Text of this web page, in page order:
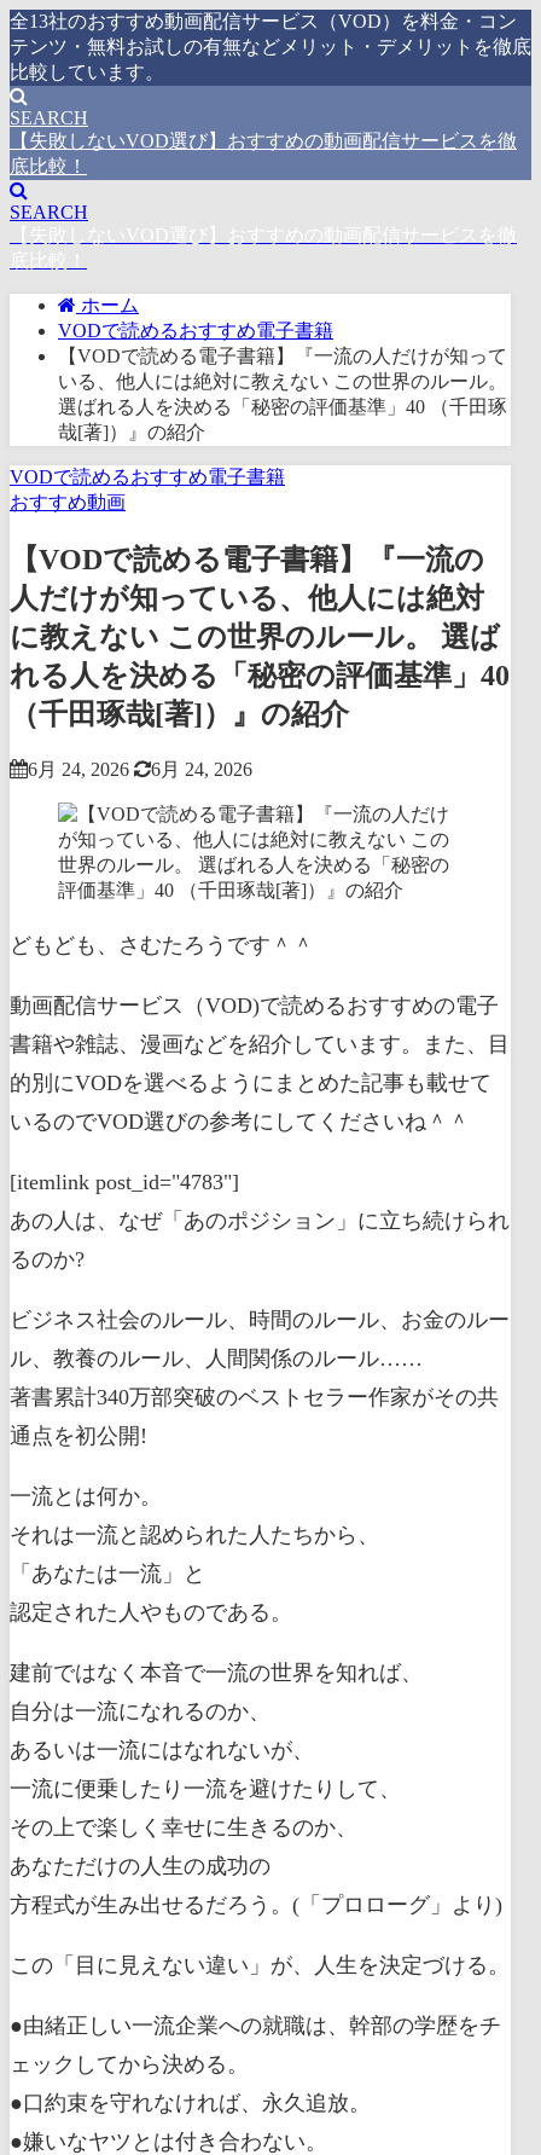
全13社のおすすめ動画配信サービス（VOD）を料金・コン
テンツ・無料お試しの有無などメリット・デメリットを徹底
比較しています。
SEARCH
【失敗しないVOD選び】おすすめの動画配信サービスを徹
底比較！
SEARCH
【失敗しないVOD選び】おすすめの動画配信サービスを徹
底比較！
ホーム
VODで読めるおすすめ電子書籍
【VODで読める電子書籍】『一流の人だけが知って
いる、他人には絶対に教えない この世界のルール。
選ばれる人を決める「秘密の評価基準」40 （千田琢
哉[著]）』の紹介
VODで読めるおすすめ電子書籍
おすすめ動画
【VODで読める電子書籍】『一流の
人だけが知っている、他人には絶対
に教えない この世界のルール。 選ば
れる人を決める「秘密の評価基準」40
（千田琢哉[著]）』の紹介
6月 24, 2026 6月 24, 2026
どもども、さむたろうです＾＾
動画配信サービス（VOD)で読めるおすすめの電子
書籍や雑誌、漫画などを紹介しています。また、目
的別にVODを選べるようにまとめた記事も載せて
いるのでVOD選びの参考にしてくださいね＾＾
[itemlink post_id="4783"]
あの人は、なぜ「あのポジション」に立ち続けられ
るのか?
ビジネス社会のルール、時間のルール、お金のルー
ル、教養のルール、人間関係のルール……
著書累計340万部突破のベストセラー作家がその共
通点を初公開!
一流とは何か。
それは一流と認められた人たちから、
「あなたは一流」と
認定された人やものである。
建前ではなく本音で一流の世界を知れば、
自分は一流になれるのか、
あるいは一流にはなれないが、
一流に便乗したり一流を避けたりして、
その上で楽しく幸せに生きるのか、
あなただけの人生の成功の
方程式が生み出せるだろう。(「プロローグ」より)
この「目に見えない違い」が、人生を決定づける。
●由緒正しい一流企業への就職は、幹部の学歴をチ
ェックしてから決める。
●口約束を守れなければ、永久追放。
●嫌いなヤツとは付き合わない。